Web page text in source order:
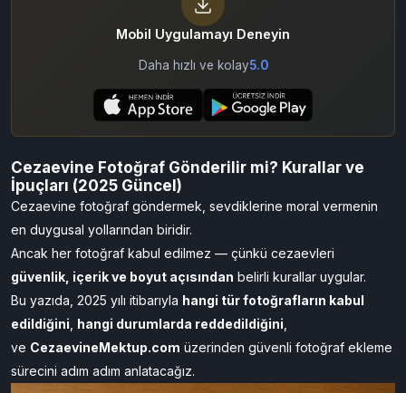
Mobil Uygulamayı Deneyin
Daha hızlı ve kolay5.0
Cezaevine Fotoğraf Gönderilir mi? Kurallar ve
İpuçları (2025 Güncel)
Cezaevine fotoğraf göndermek, sevdiklerine moral vermenin
en duygusal yollarından biridir.
Ancak her fotoğraf kabul edilmez — çünkü cezaevleri
güvenlik, içerik ve boyut açısından belirli kurallar uygular.
Bu yazıda, 2025 yılı itibarıyla hangi tür fotoğrafların kabul
edildiğini hangi durumlarda reddedildiğini
ve CezaevineMektup.com üzerinden güvenli fotoğraf ekleme
sürecini adım adım anlatacağız.